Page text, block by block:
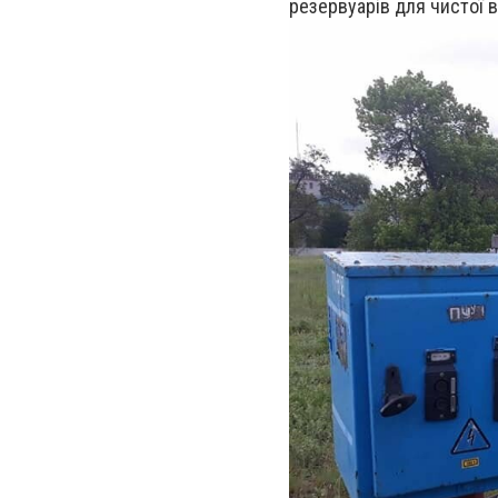
резервуарів для чистої